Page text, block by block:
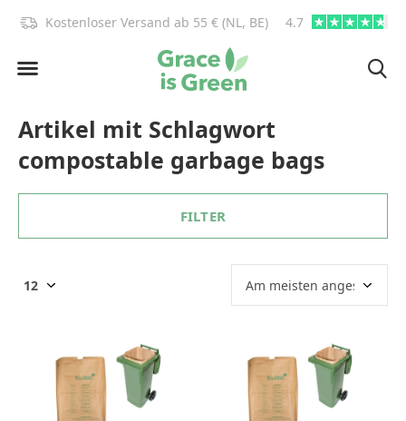
Kostenloser Versand ab 55 € (NL, BE) 4.7
Artikel mit Schlagwort
compostable garbage bags
FILTER